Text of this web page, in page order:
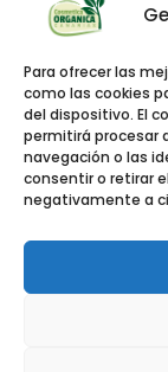
Para ofrecer las
como las cookies
del dispositivo. El
permitirá procesar
navegación o las
consentir o retirar
negativamente a
Politica De
Contacto
Productos
Catalogos
Pedido Rapido
Marcas
Contacto
Calle Viera Y
38612, El
629538319